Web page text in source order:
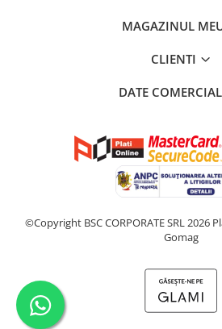
MAGAZINUL
CLIENTI
DATE
©Copyright BSC CORPORATE SRL 2026
Gomag